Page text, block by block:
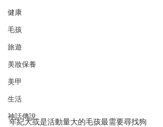
健康
毛孩
旅遊
美妝保養
美甲
生活
神話傳說
年紀大或是活動量大的毛孩最需要尋找狗